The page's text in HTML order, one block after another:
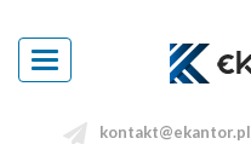
Toggle
navigation
kontakt@ekantor.pl